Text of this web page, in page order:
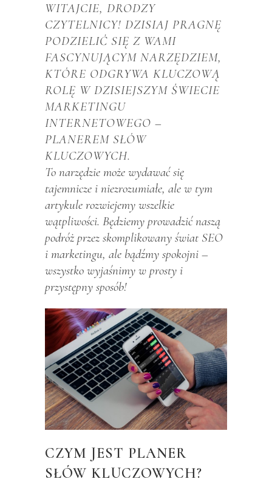
WITAJCIE, DRODZY
CZYTELNICY! DZISIAJ PRAGNĘ
PODZIELIĆ SIĘ Z WAMI
FASCYNUJĄCYM NARZĘDZIEM,
KTÓRE ODGRYWA KLUCZOWĄ
ROLĘ W DZISIEJSZYM ŚWIECIE
MARKETINGU
INTERNETOWEGO –
PLANEREM SŁÓW
KLUCZOWYCH.
To narzędzie może wydawać się
tajemnicze i niezrozumiałe, ale w tym
artykule rozwiejemy wszelkie
wątpliwości. Będziemy prowadzić naszą
podróż przez skomplikowany świat SEO
i marketingu, ale bądźmy spokojni –
wszystko wyjaśnimy w prosty i
przystępny sposób!
CZYM JEST PLANER
SŁÓW KLUCZOWYCH?